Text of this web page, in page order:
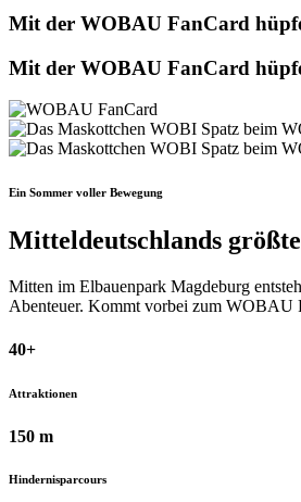
Mit der WOBAU FanCard
Mit der WOBAU FanCard
Ein Sommer voller Bewegung
Mitteldeutschlands
Mitten im Elbauenpark Magdeburg
Abenteuer. Kommt vorbei zum WOBAU
40+
Attraktionen
150 m
Hindernisparcours